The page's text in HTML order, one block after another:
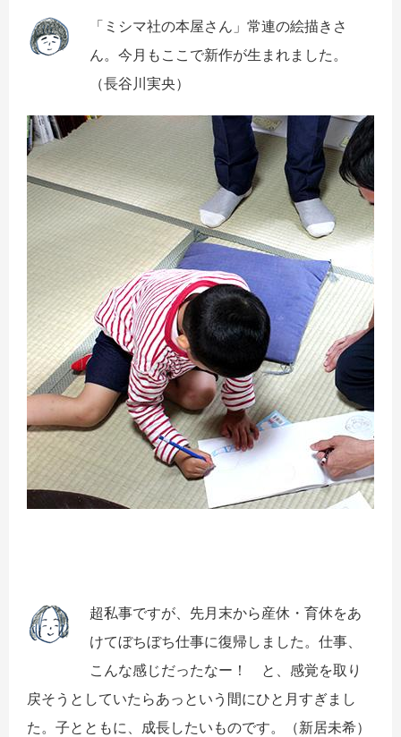
「ミシマ社の本屋さん」常連の絵描きさ
ん。 今月もここで新作が生まれました。
（長谷川実央）
超私事ですが、先月末から産休・ 育休をあ
けてぼちぼち仕事に復帰しました。仕事、
こんな感じだったなー！ と、 感覚を取り
戻そうとしていたらあっという間にひと月すぎまし
た。 子とともに、成長したいものです。（新居未希）